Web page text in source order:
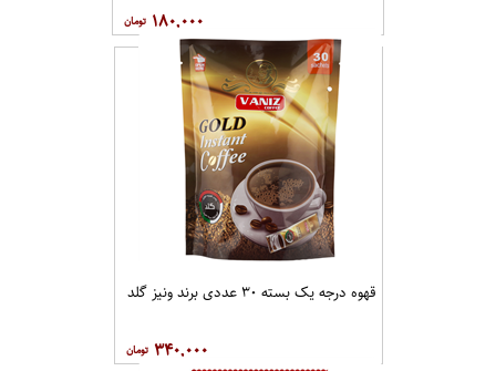
۱۸۰,۰۰۰
قهوه درجه یک بسته ۳۰ عددی برند ونيز گلد
۳۴۰,۰۰۰